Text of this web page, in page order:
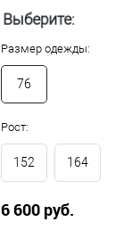
Выберите:
Размер одежды:
76
Рост:
152 164
6 600 руб.